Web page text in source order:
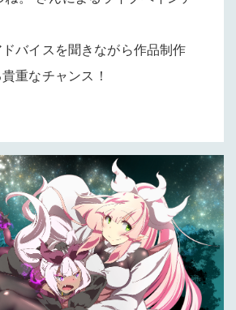
バイスを聞きながら作品制作
重なチャンス ！